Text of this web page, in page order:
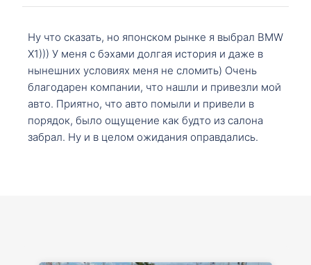
Ну что сказать, но японском рынке я выбрал BMW
X1))) У меня с бэхами долгая история и даже в
нынешних условиях меня не сломить) Очень
благодарен компании, что нашли и привезли мой
авто. Приятно, что авто помыли и привели в
порядок, было ощущение как будто из салона
забрал. Ну и в целом ожидания оправдались.